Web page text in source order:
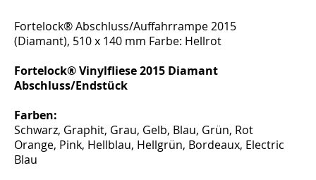
Fortelock® Abschluss/Auffahrrampe 2015
(Diamant), 510 x 140 mm Farbe: Hellrot
Fortelock® Vinylfliese 2015 Diamant
Abschluss/Endstück
Farben:
Schwarz, Graphit, Grau, Gelb, Blau, Grün, Rot
Orange, Pink, Hellblau, Hellgrün, Bordeaux, Electric
Blau